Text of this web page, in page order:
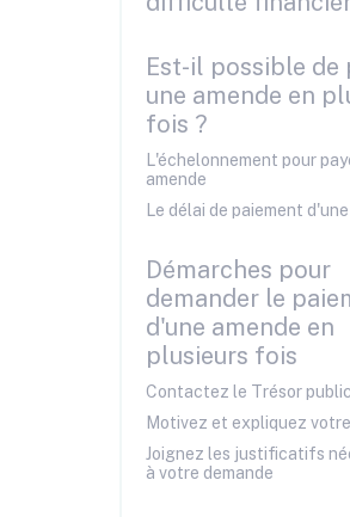
Est-il possible de
une amende en
fois ?
L'échelonnement pour
amende
Le délai de paiement
Démarches pour
demander le
d'une amende en
plusieurs fois
Contactez le Trésor public
Motivez et expliquez
Joignez les justificatifs
à votre demande